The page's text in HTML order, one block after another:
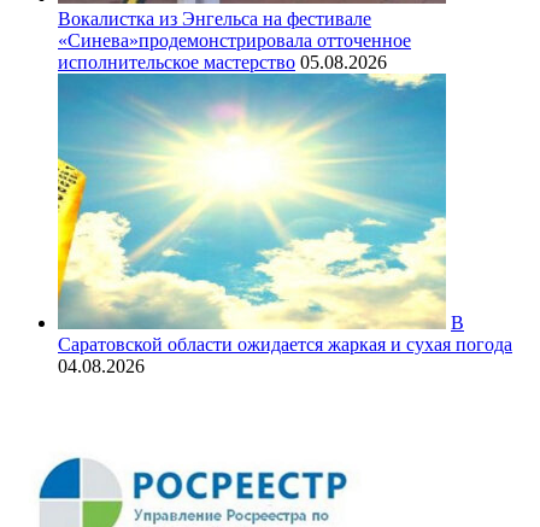
Вокалистка из Энгельса на фестивале
«Синева»продемонстрировала отточенное
исполнительское мастерство 05.08.2026
В
Саратовской области ожидается жаркая и сухая погода
04.08.2026